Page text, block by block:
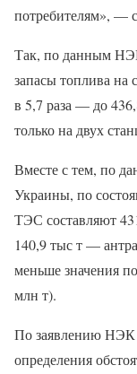
потребителям», —
Так, по данным
запасы топлива на
в 5,7 раза — до
только на двух
Вместе с тем, по
Украины, по
ТЭС составляют
140,9 тыс т —
меньше значения
млн т).
По заявлению НЭК
определения